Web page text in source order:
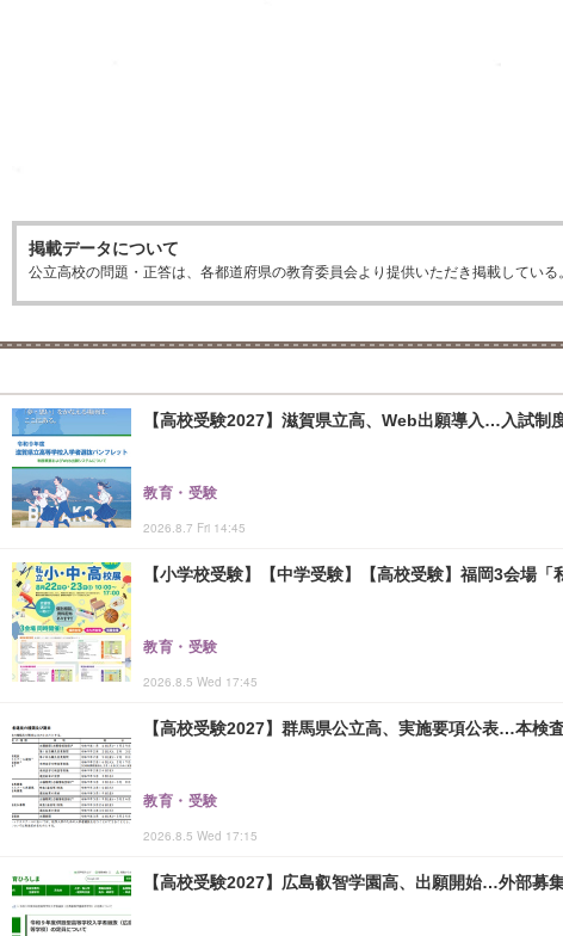
掲載データについて
公立高校の問題・正答は、各都道府県の教育委員会より提供いただき掲載してい
【高校受験2027】滋賀県立高、Web出願導入…入試制
教育・受験
2026.8.7 Fri 14:45
【小学校受験】【中学受験】【高校受験】福岡3会場
教育・受験
2026.8.5 Wed 17:45
【高校受験2027】群馬県公立高、実施要項公表…本検
教育・受験
2026.8.5 Wed 17:15
【高校受験2027】広島叡智学園高、出願開始…外部募